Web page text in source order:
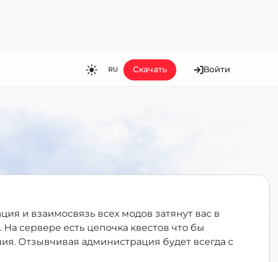
RU
MS
PT
Скачать Войти
и взаимосвязь всех модов затянут вас в
сервере есть цепочка квестов что бы
Отзывчивая администрация будет всегда с